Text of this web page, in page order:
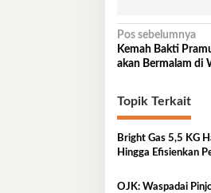
Navigasi
pos
Pos sebelumnya
Kemah Bakti
akan Bermalam di
Topik Terkait
Bright Gas 5,5 KG
Hingga Efisienkan
OJK: Waspadai